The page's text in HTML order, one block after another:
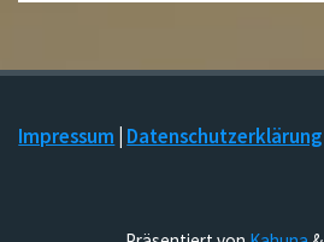
Impressum | Datenschutzerklärung